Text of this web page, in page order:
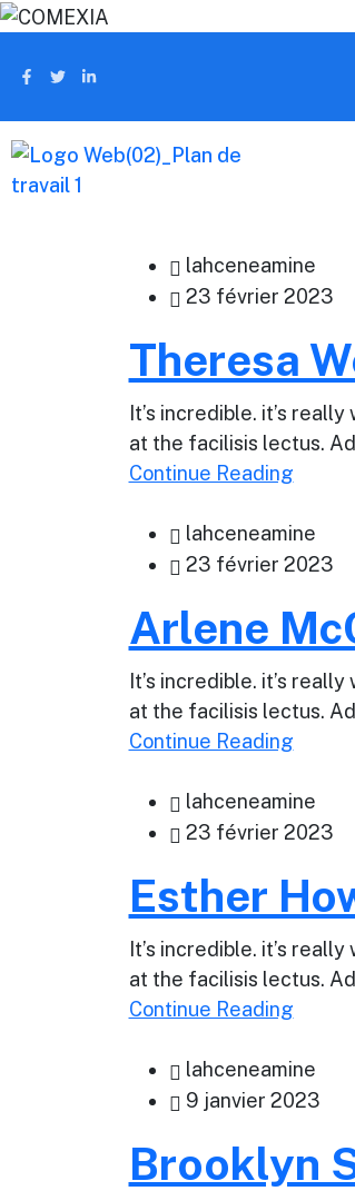
lahceneamine
23 février 2023
Theresa
It’s incredible. it’s
at the facilisis lectus.
Continue Reading
lahceneamine
23 février 2023
Arlene
It’s incredible. it’s
at the facilisis lectus.
Continue Reading
lahceneamine
23 février 2023
Esther
It’s incredible. it’s
at the facilisis lectus.
Continue Reading
lahceneamine
9 janvier 2023
Brooklyn